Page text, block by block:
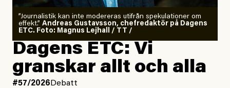
”Journalistik kan inte modereras utifrån spekulationer om
effekt.” Andreas Gustavsson, chefredaktör på Dagens
ETC. Foto: Magnus Lejhall / TT /
Dagens ETC: Vi
granskar allt och alla
#57/2026 Debatt